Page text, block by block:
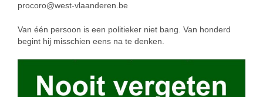
procoro@west-vlaanderen.be
Van één persoon is een politieker niet bang. Van honderd
begint hij misschien eens na te denken.